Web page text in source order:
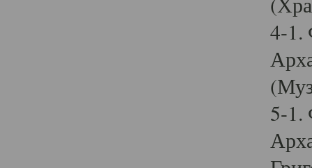
4-1.
5-1.